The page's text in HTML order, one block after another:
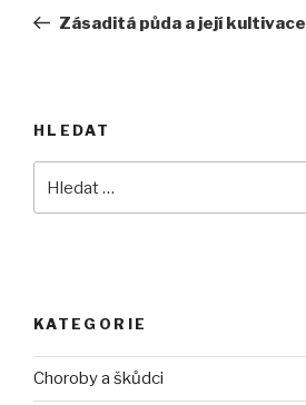
příspěvek
příspěvek
Zásaditá půda a její kultivace
HLEDAT
KATEGORIE
Choroby a škůdci